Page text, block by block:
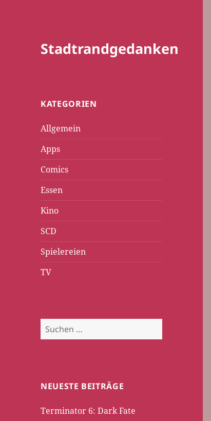
Stadtrandgedanken
KATEGORIEN
Allgemein
Apps
Comics
Essen
Kino
SCD
Spielereien
TV
Suchen
nach:
NEUESTE BEITRÄGE
Terminator 6: Dark Fate